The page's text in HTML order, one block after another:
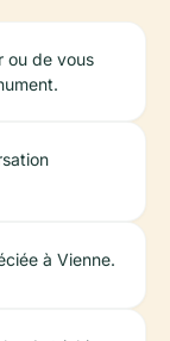
ou de vous
à Vienne.